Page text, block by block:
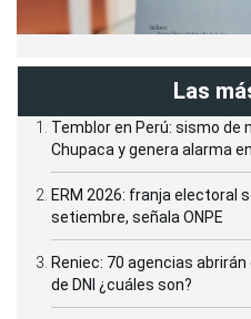
Las
Temblor en Perú: sismo de
Chupaca y genera alarma
ERM 2026: franja electoral
setiembre, señala ONPE
Reniec: 70 agencias
de DNI ¿cuáles son?